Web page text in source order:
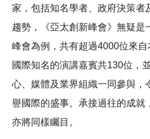
家，包括知名學者、政府決策者
趨勢，《亞太創新峰會》無疑
峰會為例，共有超過4000位來
國際知名的演講嘉賓共130位，
心、媒體及業界組織一同參與，
譽國際的盛事。承接過往的成就
亦將同樣矚目。